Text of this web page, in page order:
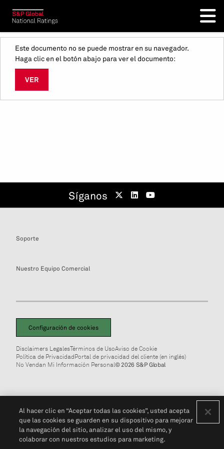
Este documento no se puede mostrar en su navegador.
Haga clic en el botón abajo para ver el documento:
VER
Síganos
Soporte
Nuestro Equipo Comercial
Configuración de cookies
Disclaimers LegalesTérminos de UsoAviso de Cookie
Política de PrivacidadPortal de privacidad del cliente (en inglés)
No Vendan Mi Información Personal© 2026 S&P Global
Al hacer clic en “Aceptar todas las cookies”, usted acepta
que las cookies se guarden en su dispositivo para mejorar
la navegación del sitio, analizar el uso del mismo, y
colaborar con nuestros estudios para marketing.